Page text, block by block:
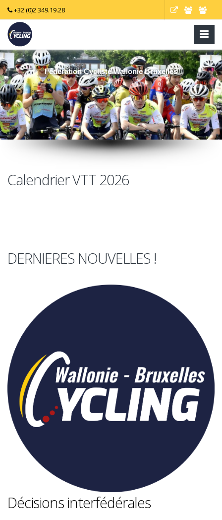
+32 (0)2 349.19.28
Fédération Cycliste Wallonie Bruxelles
Calendrier VTT 2026
DERNIERES NOUVELLES !
Décisions interfédérales